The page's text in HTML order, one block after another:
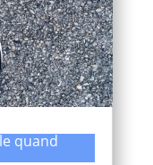
quand